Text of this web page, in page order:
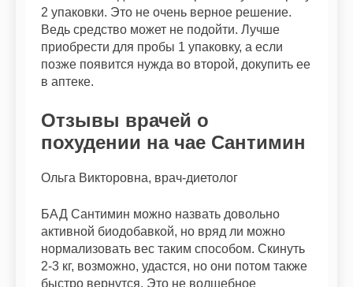
2 упаковки. Это не очень верное решение.
Ведь средство может не подойти. Лучше
приобрести для пробы 1 упаковку, а если
позже появится нужда во второй, докупить ее
в аптеке.
Отзывы врачей о
похудении на чае Сантимин
Ольга Викторовна, врач-диетолог
БАД Сантимин можно назвать довольно
активной биодобавкой, но вряд ли можно
нормализовать вес таким способом. Скинуть
2-3 кг, возможно, удастся, но они потом также
быстро вернутся. Это не волшебное